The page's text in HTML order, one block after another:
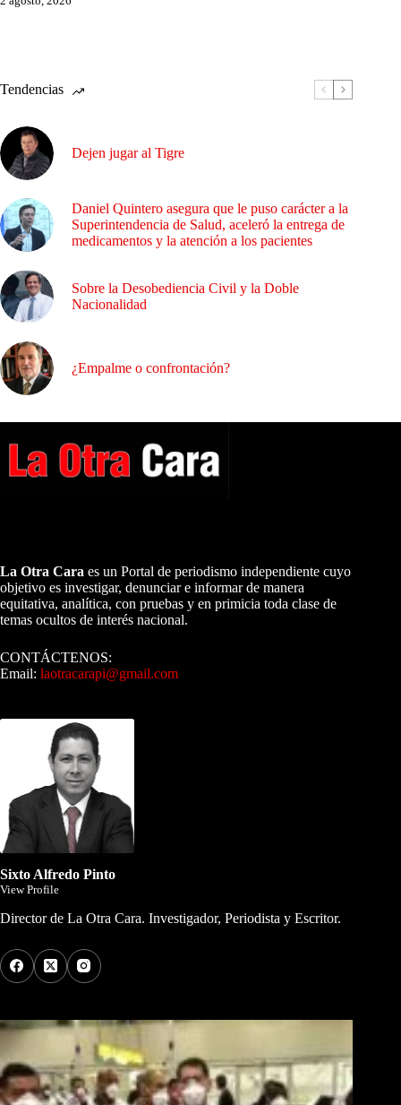
Tendencias
Dejen jugar al Tigre
Daniel Quintero asegura que le puso carácter a la
Superintendencia de Salud, aceleró la entrega de
medicamentos y la atención a los pacientes
Sobre la Desobediencia Civil y la Doble
Nacionalidad
¿Empalme o confrontación?
La Otra Cara es un Portal de periodismo independiente cuyo
objetivo es investigar, denunciar e informar de manera
equitativa, analítica, con pruebas y en primicia toda clase de
temas ocultos de interés nacional.
CONTÁCTENOS:
Email: laotracarapi@gmail.com
Sixto Alfredo Pinto
View Profile
Director de La Otra Cara. Investigador, Periodista y Escritor.